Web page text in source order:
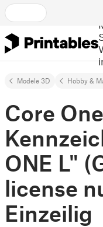
Modele 3D Hobby &
Core
ONE L"
license
Einzeilig